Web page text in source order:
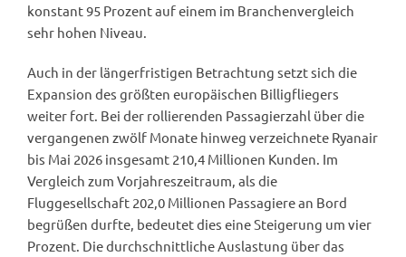
konstant 95 Prozent auf einem im Branchenvergleich
sehr hohen Niveau.
Auch in der längerfristigen Betrachtung setzt sich die
Expansion des größten europäischen Billigfliegers
weiter fort. Bei der rollierenden Passagierzahl über die
vergangenen zwölf Monate hinweg verzeichnete Ryanair
bis Mai 2026 insgesamt 210,4 Millionen Kunden. Im
Vergleich zum Vorjahreszeitraum, als die
Fluggesellschaft 202,0 Millionen Passagiere an Bord
begrüßen durfte, bedeutet dies eine Steigerung um vier
Prozent. Die durchschnittliche Auslastung über das